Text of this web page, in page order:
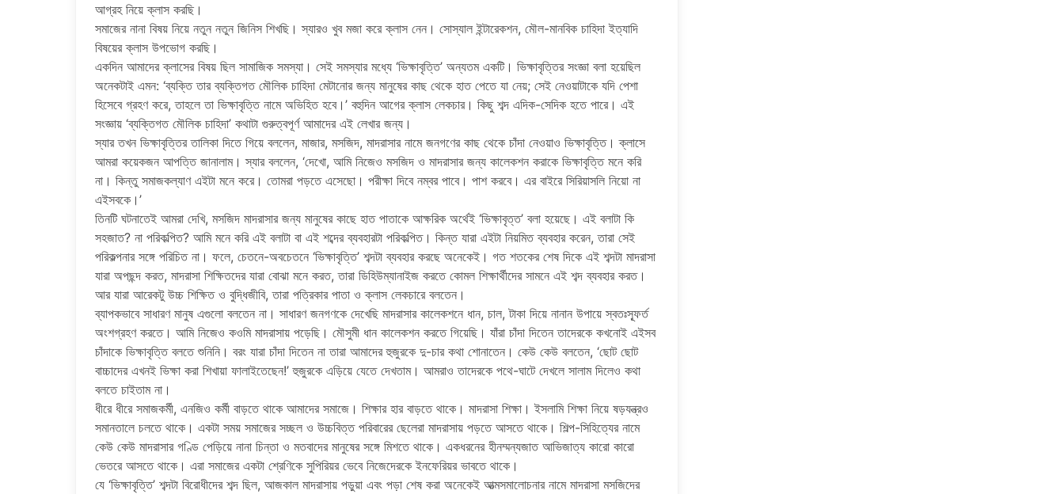
আগ্রহ নিয়ে ক্লাস করছি।
সমাজের নানা বিষয় নিয়ে নতুন নতুন জিনিস শিখছি। স্যারও খুব মজা করে ক্লাস নেন। সোস্যাল ইন্টারেকশন, মৌল-মানবিক চাহিদা ইত্যাদি
বিষয়ের ক্লাস উপভোগ করছি।
একদিন আমাদের ক্লাসের বিষয় ছিল সামাজিক সমস্যা। সেই সমস্যার মধ্যে ‘ভিক্ষাবৃত্তি’ অন্যতম একটি। ভিক্ষাবৃত্তির সংজ্ঞা বলা হয়েছিল
অনেকটাই এমন: ‘ব্যক্তি তার ব্যক্তিগত মৌলিক চাহিদা মেটানোর জন্য মানুষের কাছ থেকে হাত পেতে যা নেয়; সেই নেওয়াটাকে যদি পেশা
হিসেবে গ্রহণ করে, তাহলে তা ভিক্ষাবৃত্তি নামে অভিহিত হবে।’ বহুদিন আগের ক্লাস লেকচার। কিছু শব্দ এদিক-সেদিক হতে পারে। এই
সংজ্ঞায় ‘ব্যক্তিগত মৌলিক চাহিদা’ কথাটা গুরুত্বপূর্ণ আমাদের এই লেখার জন্য।
স্যার তখন ভিক্ষাবৃত্তির তালিকা দিতে গিয়ে বললেন, মাজার, মসজিদ, মাদরাসার নামে জনগণের কাছ থেকে চাঁদা নেওয়াও ভিক্ষাবৃত্তি। ক্লাসে
আমরা কয়েকজন আপত্তি জানালাম। স্যার বললেন, ‘দেখো, আমি নিজেও মসজিদ ও মাদরাসার জন্য কালেকশন করাকে ভিক্ষাবৃত্তি মনে করি
না। কিন্তু সমাজকল্যাণ এইটা মনে করে। তোমরা পড়তে এসেছো। পরীক্ষা দিবে নম্বর পাবে। পাশ করবে। এর বাইরে সিরিয়াসলি নিয়ো না
এইসবকে।’
তিনটি ঘটনাতেই আমরা দেখি, মসজিদ মাদরাসার জন্য মানুষের কাছে হাত পাতাকে আক্ষরিক অর্থেই ‘ভিক্ষাবৃত্ত’ বলা হয়েছে। এই বলাটা কি
সহজাত? না পরিকল্পিত? আমি মনে করি এই বলাটা বা এই শব্দের ব্যবহারটা পরিকল্পিত। কিন্ত যারা এইটা নিয়মিত ব্যবহার করেন, তারা সেই
পরিকল্পনার সঙ্গে পরিচিত না। ফলে, চেতনে-অবচেতনে ‘ভিক্ষাবৃত্তি’ শব্দটা ব্যবহার করছে অনেকেই। গত শতকের শেষ দিকে এই শব্দটা মাদরাসা
যারা অপছন্দ করত, মাদরাসা শিক্ষিতদের যারা বোঝা মনে করত, তারা ডিহিউম্যানাইজ করতে কোমল শিক্ষার্থীদের সামনে এই শব্দ ব্যবহার করত।
আর যারা আরেকটু উচ্চ শিক্ষিত ও বুদ্ধিজীবি, তারা পত্রিকার পাতা ও ক্লাস লেকচারে বলতেন।
ব্যাপকভাবে সাধারণ মানুষ এগুলো বলতেন না। সাধারণ জনগণকে দেখেছি মাদরাসার কালেকশনে ধান, চাল, টাকা দিয়ে নানান উপায়ে স্বতঃস্ফূর্ত
অংশগ্রহণ করতে। আমি নিজেও কওমি মাদরাসায় পড়েছি। মৌসুমী ধান কালেকশন করতে গিয়েছি। যাঁরা চাঁদা দিতেন তাদেরকে কখনোই এইসব
চাঁদাকে ভিক্ষাবৃত্তি বলতে শুনিনি। বরং যারা চাঁদা দিতেন না তারা আমাদের হুজুরকে দু-চার কথা শোনাতেন। কেউ কেউ বলতেন, ‘ছোট ছোট
বাচ্চাদের এখনই ভিক্ষা করা শিখায়া ফালাইতেছেন!’ হুজুরকে এড়িয়ে যেতে দেখতাম। আমরাও তাদেরকে পথে-ঘাটে দেখলে সালাম দিলেও কথা
বলতে চাইতাম না।
ধীরে ধীরে সমাজকর্মী, এনজিও কর্মী বাড়তে থাকে আমাদের সমাজে। শিক্ষার হার বাড়তে থাকে। মাদরাসা শিক্ষা। ইসলামি শিক্ষা নিয়ে ষড়যন্ত্রও
সমানতালে চলতে থাকে। একটা সময় সমাজের সচ্ছল ও উচ্চবিত্ত পরিবারের ছেলেরা মাদরাসায় পড়তে আসতে থাকে। শিল্প-সিহিত্যের নামে
কেউ কেউ মাদরাসার গণ্ডি পেড়িয়ে নানা চিন্তা ও মতবাদের মানুষের সঙ্গে মিশতে থাকে। একধরনের হীনম্মন্যজাত আভিজাত্য কারো কারো
ভেতরে আসতে থাকে। এরা সমাজের একটা শ্রেণিকে সুপিরিয়র ভেবে নিজেদেরকে ইনফেরিয়র ভাবতে থাকে।
যে ‘ভিক্ষাবৃত্তি’ শব্দটা বিরোধীদের শব্দ ছিল, আজকাল মাদরাসায় পড়ুয়া এবং পড়া শেষ করা অনেকেই আত্মসমালোচনার নামে মাদরাসা মসজিদের